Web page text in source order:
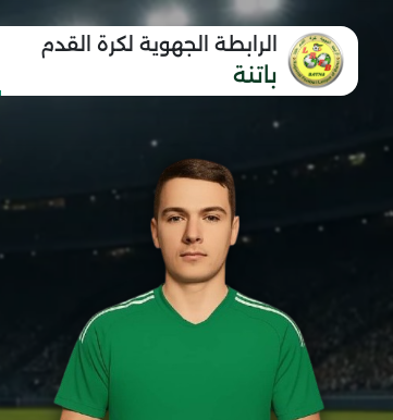
الرابطة الجهوية لكرة القدم
باتنة